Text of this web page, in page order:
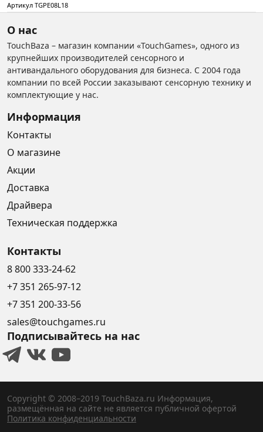
Артикул TGPE08L18
О нас
TouchBaza – магазин компании «TouchGames», одного из
крупнейших производителей сенсорного и
антивандального оборудования для бизнеса. С 2004 года
компании по всей России заказывают сенсорную технику и
комплектующие у нас.
Информация
Контакты
О магазине
Акции
Доставка
Драйвера
Техническая поддержка
Контакты
8 800 333-24-62
+7 351 265-97-12
+7 351 200-33-56
sales@touchgames.ru
Подписывайтесь на нас
Copyright © 2008–2019 TouchBaza.ru Информация,
размещённая на сайте не является публичной офертой
Политика конфиденциальности